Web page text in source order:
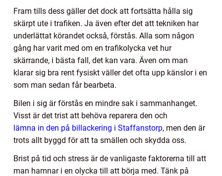
Fram tills dess gäller det dock att fortsätta hålla sig
skärpt ute i trafiken. Ja även efter det att tekniken har
underlättat körandet också, förstås. Alla som någon
gång har varit med om en trafikolycka vet hur
skärrande, i bästa fall, det kan vara. Även om man
klarar sig bra rent fysiskt väller det ofta upp känslor i en
som man sedan får bearbeta.
Bilen i sig är förstås en mindre sak i sammanhanget.
Visst är det trist att behöva reparera den och
lämna in den på billackering i Staffanstorp, men den är
trots allt byggd för att ta smällen och skydda oss.
Brist på tid och stress är de vanligaste faktorerna till att
man hamnar i en olycka till att börja med. Tänk på